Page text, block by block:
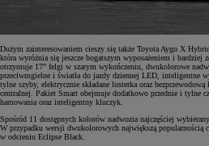
Dużym zainteresowaniem cieszy się także Toyota Aygo X
która wyróżnia się jeszcze bogatszym wyposażeniem i
otrzymuje 17" felgi w szarym wykończeniu, dwukolorowe
przeciwmgielne i światła do jazdy dziennej LED, inteligentne
tylne szyby, elektrycznie składane lusterka oraz
centralnej. Pakiet Smart obejmuje dodatkowo przednie i tylne
hamowania oraz inteligentny kluczyk.
Spośród 11 dostępnych kolorów nadwozia najczęściej
W przypadku wersji dwukolorowych największą popularnością
w odcieniu Eclipse Black.